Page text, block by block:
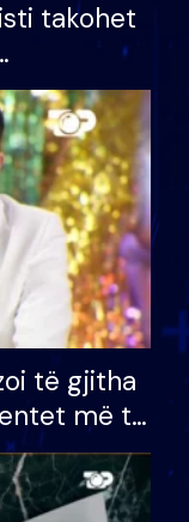
takohet
letër
të gjitha
më të
Do më
kur…